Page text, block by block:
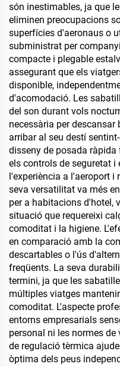
són inestimables, ja que
eliminen preocupacions
superfícies d'aeronaus o
subministrat per
compacte i plegable
assegurant que els
disponible,
d'acomodació. Les
del son durant vols
necessària per descansar
arribar al seu destí
disseny de posada
els controls de seguretat
l'experiència a l'aeroport i
seva versatilitat va més
per a habitacions d'hotel,
situació que requereixi
comoditat i la higiene.
en comparació amb la
descartables o l'ús
freqüents. La seva
termini, ja que les
múltiples viatges
comoditat. L'aspecte
entorns empresarials
personal ni les normes
de regulació tèrmica
òptima dels peus